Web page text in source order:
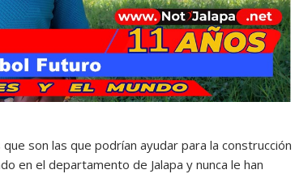
son las que podrían ayudar para la construcción
en el departamento de Jalapa y nunca le han